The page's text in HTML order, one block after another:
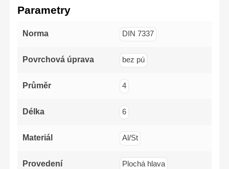
(-)5x100mm,
(-)6x125mm,PH1x100mm,
PZ1x100mm,
Parametry
Norma DIN 7337
Povrchová úprava bez pú
Průměr 4
Délka 6
Materiál Al/St
Provedení Plochá hlava